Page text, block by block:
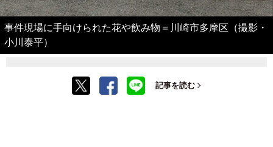
事件現場に手向けられた花や飲み物＝川崎市多摩区（撮影・
小川泰平）
記事を読む